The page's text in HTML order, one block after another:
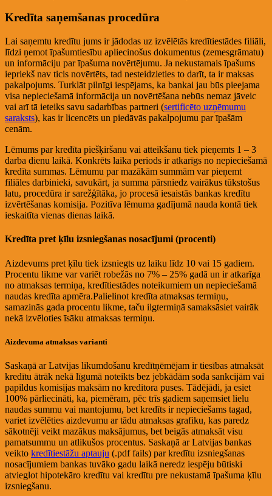
Kredīta saņemšanas procedūra
Lai saņemtu kredītu jums ir jādodas uz izvēlētās kredītiestādes filiāli,
līdzi ņemot īpašumtiesību apliecinošus dokumentus (zemesgrāmatu)
un informāciju par īpašuma novērtējumu. Ja nekustamais īpašums
iepriekš nav ticis novērtēts, tad nesteidzieties to darīt, ta ir maksas
pakalpojums. Turklāt pilnīgi iespējams, ka bankai jau būs pieejama
visa nepieciešamā informācija un novērtēšana nebūs nemaz jāveic
vai arī tā ieteiks savu sadarbības partneri (sertificēto uzņēmumu
saraksts), kas ir licencēts un piedāvās pakalpojumu par īpašām
cenām.
Lēmums par kredīta piešķiršanu vai atteikšanu tiek pieņemts 1 – 3
darba dienu laikā. Konkrēts laika periods ir atkarīgs no nepieciešamā
kredīta summas. Lēmumu par mazākām summām var pieņemt
filiāles darbinieki, savukārt, ja summa pārsniedz vairākus tūkstošus
latu, procedūra ir sarežģītāka, jo procesā iesaistās bankas kredītu
izvērtēšanas komisija. Pozitīva lēmuma gadījumā nauda kontā tiek
ieskaitīta vienas dienas laikā.
Kredīta pret ķīlu izsniegšanas nosacījumi (procenti)
Aizdevums pret ķīlu tiek izsniegts uz laiku līdz 10 vai 15 gadiem.
Procentu likme var variēt robežās no 7% – 25% gadā un ir atkarīga
no atmaksas termiņa, kredītiestādes noteikumiem un nepieciešamā
naudas kredīta apmēra.Palielinot kredīta atmaksas termiņu,
samazinās gada procentu likme, taču ilgtermiņā samaksāsiet vairāk
nekā izvēloties īsāku atmaksas termiņu.
Aizdevuma atmaksas varianti
Saskaņā ar Latvijas likumdošanu kredītņēmējam ir tiesības atmaksāt
kredītu ātrāk nekā līgumā noteikts bez jebkādām soda sankcijām vai
papildus komisijas maksām no kreditora puses. Tādējādi, ja esiet
100% pārliecināti, ka, piemēram, pēc trīs gadiem saņemsiet lielu
naudas summu vai mantojumu, bet kredīts ir nepieciešams tagad,
variet izvēlēties aizdevumu ar tādu atmaksas grafiku, kas paredz
sākotnēji veikt mazākus maksājumus, bet beigās atmaksāt visu
pamatsummu un atlikušos procentus. Saskaņā ar Latvijas bankas
veikto kredītiestāžu aptauju (.pdf fails) par kredītu izsniegšanas
nosacījumiem bankas tuvāko gadu laikā neredz iespēju būtiski
atvieglot hipotekāro kredītu vai kredītu pre nekustamā īpašuma ķīlu
izsniegšanu.